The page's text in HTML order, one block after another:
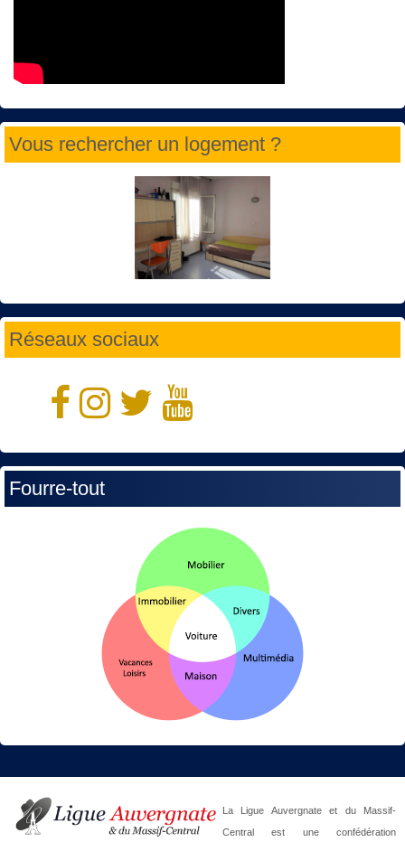
Vous rechercher un logement ?
Réseaux sociaux
Fourre-tout
La Ligue Auvergnate et du Massif-
Central est une confédération